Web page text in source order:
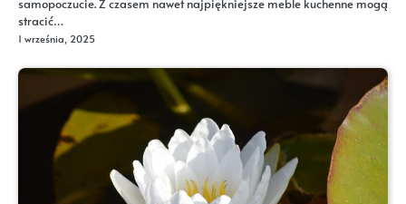
samopoczucie. Z czasem nawet najpiękniejsze meble kuchenne mogą
stracić…
1 września, 2025